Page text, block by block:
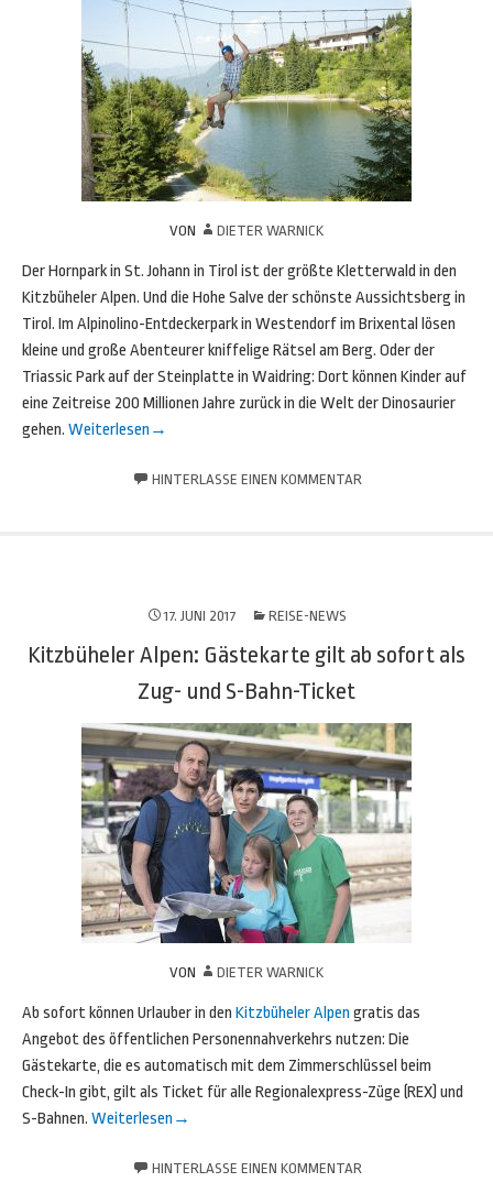
VON DIETER WARNICK
Der Hornpark in St. Johann in Tirol ist der größte Kletterwald in den
Kitzbüheler Alpen. Und die Hohe Salve der schönste Aussichtsberg in
Tirol. Im Alpinolino-Entdeckerpark in Westendorf im Brixental lösen
kleine und große Abenteurer kniffelige Rätsel am Berg. Oder der
Triassic Park auf der Steinplatte in Waidring: Dort können Kinder auf
eine Zeitreise 200 Millionen Jahre zurück in die Welt der Dinosaurier
gehen. Weiterlesen →
HINTERLASSE EINEN KOMMENTAR
17. JUNI 2017 REISE-NEWS
Kitzbüheler Alpen: Gästekarte gilt ab sofort als
Zug- und S-Bahn-Ticket
VON DIETER WARNICK
Ab sofort können Urlauber in den Kitzbüheler Alpen gratis das
Angebot des öffentlichen Personennahverkehrs nutzen: Die
Gästekarte, die es automatisch mit dem Zimmerschlüssel beim
Check-In gibt, gilt als Ticket für alle Regionalexpress-Züge (REX) und
S-Bahnen. Weiterlesen →
HINTERLASSE EINEN KOMMENTAR